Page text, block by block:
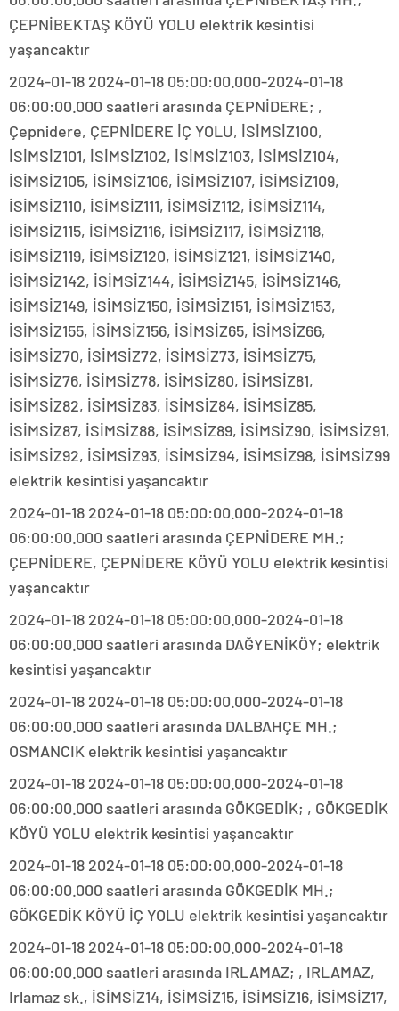
ÇEPNİBEKTAŞ KÖYÜ YOLU elektrik kesintisi
yaşancaktır
2024-01-18 2024-01-18 05:00:00.000-2024-01-18
06:00:00.000 saatleri arasında ÇEPNİDERE; ,
Çepnidere, ÇEPNİDERE İÇ YOLU, İSİMSİZ100,
İSİMSİZ101, İSİMSİZ102, İSİMSİZ103, İSİMSİZ104,
İSİMSİZ105, İSİMSİZ106, İSİMSİZ107, İSİMSİZ109,
İSİMSİZ110, İSİMSİZ111, İSİMSİZ112, İSİMSİZ114,
İSİMSİZ115, İSİMSİZ116, İSİMSİZ117, İSİMSİZ118,
İSİMSİZ119, İSİMSİZ120, İSİMSİZ121, İSİMSİZ140,
İSİMSİZ142, İSİMSİZ144, İSİMSİZ145, İSİMSİZ146,
İSİMSİZ149, İSİMSİZ150, İSİMSİZ151, İSİMSİZ153,
İSİMSİZ155, İSİMSİZ156, İSİMSİZ65, İSİMSİZ66,
İSİMSİZ70, İSİMSİZ72, İSİMSİZ73, İSİMSİZ75,
İSİMSİZ76, İSİMSİZ78, İSİMSİZ80, İSİMSİZ81,
İSİMSİZ82, İSİMSİZ83, İSİMSİZ84, İSİMSİZ85,
İSİMSİZ87, İSİMSİZ88, İSİMSİZ89, İSİMSİZ90, İSİMSİZ91,
İSİMSİZ92, İSİMSİZ93, İSİMSİZ94, İSİMSİZ98, İSİMSİZ99
elektrik kesintisi yaşancaktır
2024-01-18 2024-01-18 05:00:00.000-2024-01-18
06:00:00.000 saatleri arasında ÇEPNİDERE MH.;
ÇEPNİDERE, ÇEPNİDERE KÖYÜ YOLU elektrik kesintisi
yaşancaktır
2024-01-18 2024-01-18 05:00:00.000-2024-01-18
06:00:00.000 saatleri arasında DAĞYENİKÖY; elektrik
kesintisi yaşancaktır
2024-01-18 2024-01-18 05:00:00.000-2024-01-18
06:00:00.000 saatleri arasında DALBAHÇE MH.;
OSMANCIK elektrik kesintisi yaşancaktır
2024-01-18 2024-01-18 05:00:00.000-2024-01-18
06:00:00.000 saatleri arasında GÖKGEDİK; , GÖKGEDİK
KÖYÜ YOLU elektrik kesintisi yaşancaktır
2024-01-18 2024-01-18 05:00:00.000-2024-01-18
06:00:00.000 saatleri arasında GÖKGEDİK MH.;
GÖKGEDİK KÖYÜ İÇ YOLU elektrik kesintisi yaşancaktır
2024-01-18 2024-01-18 05:00:00.000-2024-01-18
06:00:00.000 saatleri arasında IRLAMAZ; , IRLAMAZ,
Irlamaz sk., İSİMSİZ14, İSİMSİZ15, İSİMSİZ16, İSİMSİZ17,